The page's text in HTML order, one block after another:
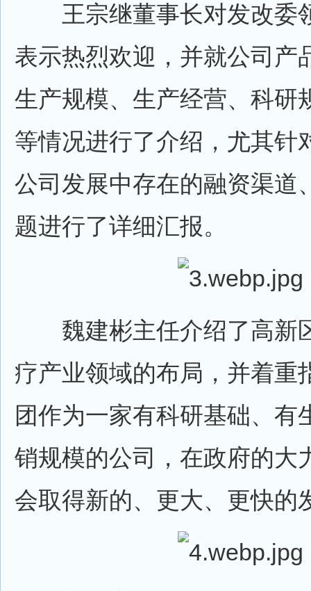
王宗继董事长对发改委
表示热烈欢迎，并就公司产
生产规模、生产经营、科研
等情况进行了介绍，尤其针
公司发展中存在的融资渠道
题进行了详细汇报。
魏建彬主任介绍了高新
疗产业领域的布局，并着重
团作为一家有科研基础、有
销规模的公司，在政府的大
会取得新的、更大、更快的